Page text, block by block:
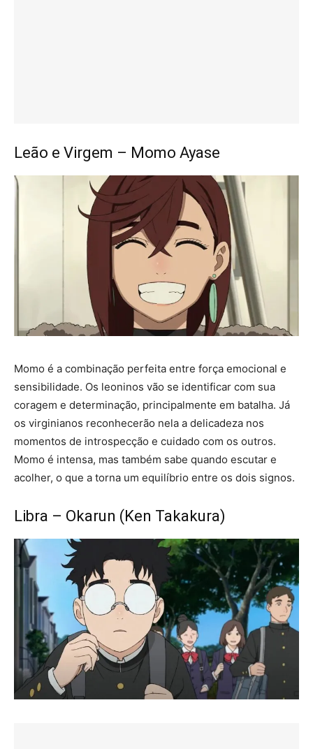
Leão e Virgem – Momo Ayase
Momo é a combinação perfeita entre força emocional e
sensibilidade. Os leoninos vão se identificar com sua
coragem e determinação, principalmente em batalha. Já
os virginianos reconhecerão nela a delicadeza nos
momentos de introspecção e cuidado com os outros.
Momo é intensa, mas também sabe quando escutar e
acolher, o que a torna um equilíbrio entre os dois signos.
Libra – Okarun (Ken Takakura)